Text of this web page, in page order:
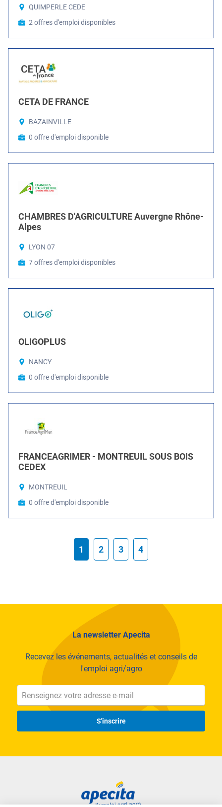
QUIMPERLE CEDE
2 offres d'emploi disponibles
CETA DE FRANCE
BAZAINVILLE
0 offre d'emploi disponible
CHAMBRES D'AGRICULTURE Auvergne Rhône-
Alpes
LYON 07
7 offres d'emploi disponibles
OLIGOPLUS
NANCY
0 offre d'emploi disponible
FRANCEAGRIMER - MONTREUIL SOUS BOIS
CEDEX
MONTREUIL
0 offre d'emploi disponible
1 2 3 4
La newsletter Apecita
Recevez les événements, actualités et conseils de
l'emploi agri/agro
S'inscrire